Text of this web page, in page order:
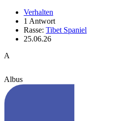
Verhalten
1 Antwort
Rasse: Tibet Spaniel
25.06.26
A
Albus